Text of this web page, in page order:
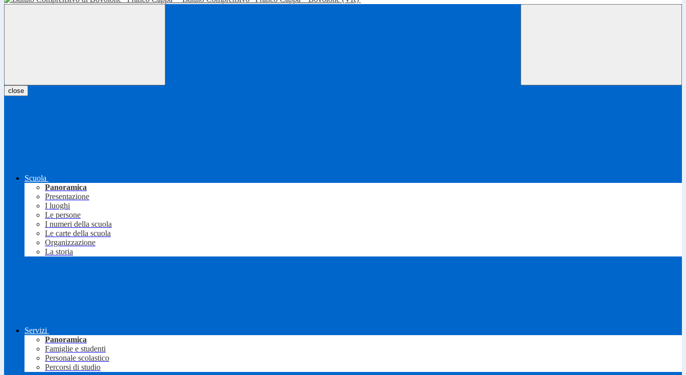
close
Scuola
Panoramica
Presentazione
I luoghi
Le persone
I numeri della scuola
Le carte della scuola
Organizzazione
La storia
Servizi
Panoramica
Famiglie e studenti
Personale scolastico
Percorsi di studio